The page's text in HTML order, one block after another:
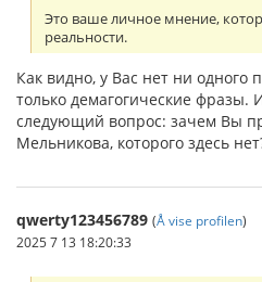
Это ваше личное мнение,
реальности.
Как видно, у Вас нет ни одного
только демагогические фразы.
следующий вопрос: зачем Вы
Мельникова, которого здесь
qwerty123456789 (Å vise profilen)
2025 7 13 18:20:33